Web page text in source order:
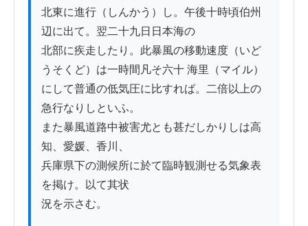
北東に進行（しんかう）し。午後十時頃伯州
辺に出て。翌二十九日日本海の
北部に疾走したり。此暴風の移動速度（いど
うそくど）は一時間凡そ六十 海里（マイル）
にして普通の低気圧に比すれば。二倍以上の
急行なりしといふ。
また暴風道路中被害尤とも甚だしかりしは高
知、愛媛、香川、
兵庫県下の測候所に於て臨時観測せる気象表
を掲け。以て其状
況を示さむ。